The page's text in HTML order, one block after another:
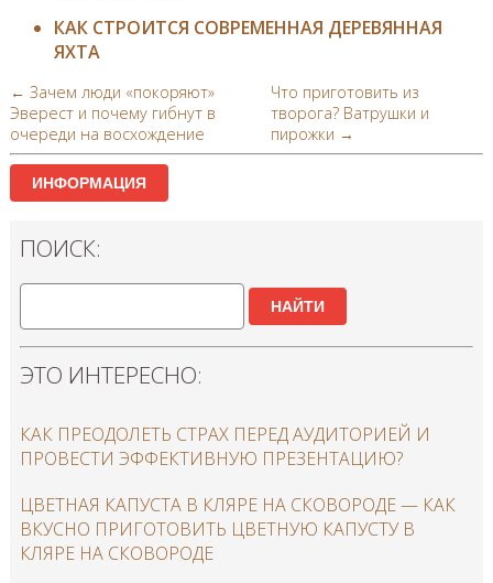
КАК СТРОИТСЯ СОВРЕМЕННАЯ ДЕРЕВЯННАЯ
ЯХТА
← Зачем люди «покоряют»
Эверест и почему гибнут в
очереди на восхождение
Что приготовить из
творога? Ватрушки и
пирожки →
ИНФОРМАЦИЯ
ПОИСК:
НАЙТИ
ЭТО ИНТЕРЕСНО:
КАК ПРЕОДОЛЕТЬ СТРАХ ПЕРЕД АУДИТОРИЕЙ И
ПРОВЕСТИ ЭФФЕКТИВНУЮ ПРЕЗЕНТАЦИЮ?
ЦВЕТНАЯ КАПУСТА В КЛЯРЕ НА СКОВОРОДЕ — КАК
ВКУСНО ПРИГОТОВИТЬ ЦВЕТНУЮ КАПУСТУ В
КЛЯРЕ НА СКОВОРОДЕ